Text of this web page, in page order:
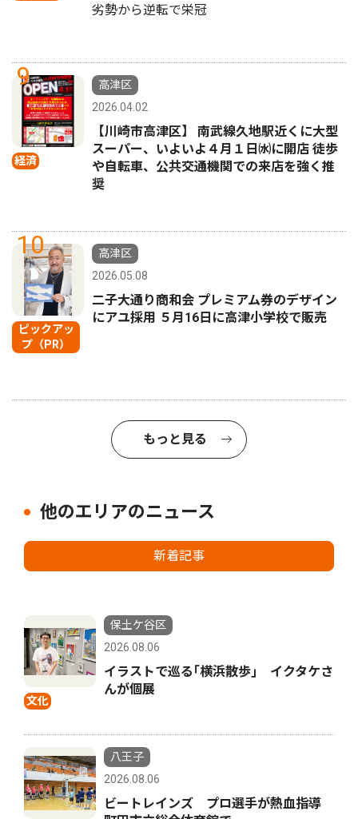
劣勢から逆転で栄冠
9
経済
高津区
2026.04.02
【川崎市高津区】 南武線久地駅近くに大型
スーパー、いよいよ４月１日㈬に開店 徒歩
や自転車、公共交通機関での来店を強く推
奨
10
ピックアッ
プ（PR）
高津区
2026.05.08
二子大通り商和会 プレミアム券のデザイン
にアユ採用 ５月16日に高津小学校で販売
もっと見る
他のエリアのニュース
新着記事
文化
保土ケ谷区
2026.08.06
イラストで巡る｢横浜散歩｣ イクタケさ
んが個展
八王子
2026.08.06
ビートレインズ プロ選手が熱血指導